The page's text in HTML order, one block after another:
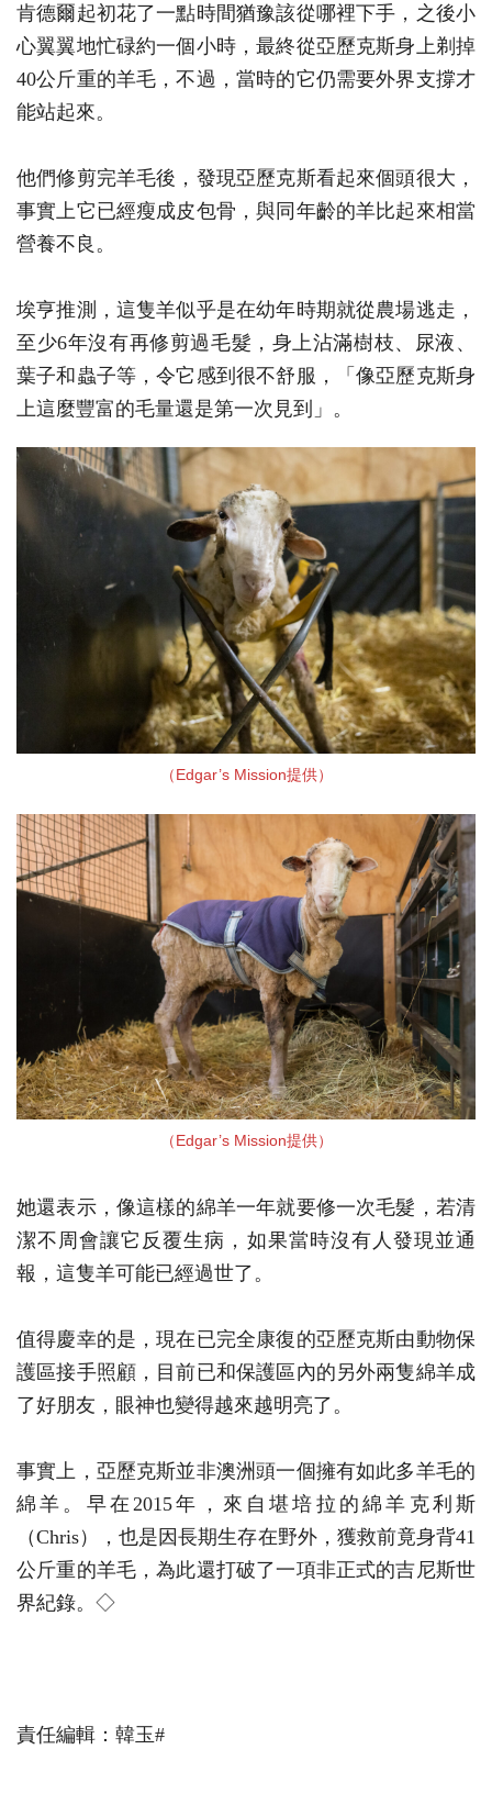
肯德爾起初花了一點時間猶豫該從哪裡下手，之後小
心翼翼地忙碌約一個小時，最終從亞歷克斯身上剃掉
40公斤重的羊毛，不過，當時的它仍需要外界支撐才
能站起來。
他們修剪完羊毛後，發現亞歷克斯看起來個頭很大，
事實上它已經瘦成皮包骨，與同年齡的羊比起來相當
營養不良。
埃亨推測，這隻羊似乎是在幼年時期就從農場逃走，
至少6年沒有再修剪過毛髮，身上沾滿樹枝、尿液、
葉子和蟲子等，令它感到很不舒服，「像亞歷克斯身
上這麼豐富的毛量還是第一次見到」。
（Edgar’s Mission提供）
（Edgar’s Mission提供）
她還表示，像這樣的綿羊一年就要修一次毛髮，若清
潔不周會讓它反覆生病，如果當時沒有人發現並通
報，這隻羊可能已經過世了。
值得慶幸的是，現在已完全康復的亞歷克斯由動物保
護區接手照顧，目前已和保護區內的另外兩隻綿羊成
了好朋友，眼神也變得越來越明亮了。
事實上，亞歷克斯並非澳洲頭一個擁有如此多羊毛的
綿羊。早在2015年，來自堪培拉的綿羊克利斯
（Chris），也是因長期生存在野外，獲救前竟身背41
公斤重的羊毛，為此還打破了一項非正式的吉尼斯世
界紀錄。◇
責任編輯：韓玉#